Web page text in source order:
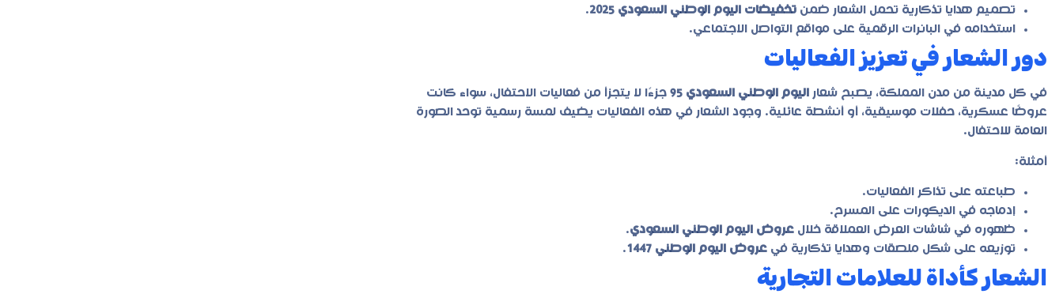
تصميم هدايا تذكارية تحمل الشعار ضمن تخفيضات اليوم الوطني السعودي 2025
.
استخدامه في البانرات الرقمية على مواقع التواصل الاجتماعي.
دور الشعار في تعزيز الفعاليات
في كل مدينة من مدن المملكة، يصبح شعار اليوم الوطني السعودي 95 جزءًا لا يتجزأ من فعاليات الاحتفال، سواء كانت
عروضًا عسكرية، حفلات موسيقية، أو أنشطة عائلية. وجود الشعار في هذه الفعاليات يضيف لمسة رسمية توحد الصورة
العامة للاحتفال.
أمثلة:
طباعته على تذاكر الفعاليات.
إدماجه في الديكورات على المسرح.
ظهوره في شاشات العرض العملاقة خلال عروض اليوم الوطني السعودي.
توزيعه على شكل ملصقات وهدايا تذكارية في عروض اليوم الوطني 1447 .
الشعار كأداة للعلامات التجارية